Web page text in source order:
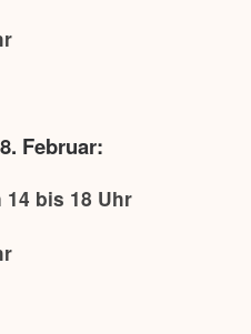
Februar:
bis 18 Uhr